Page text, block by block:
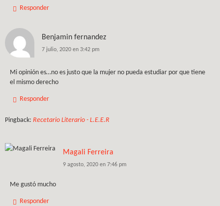
Responder
Benjamin fernandez
7 julio, 2020 en 3:42 pm
Mi opinión es…no es justo que la mujer no pueda estudiar por que tiene
el mismo derecho
Responder
Pingback: Recetario Literario - L.E.E.R
Magali Ferreira
9 agosto, 2020 en 7:46 pm
Me gustó mucho
Responder